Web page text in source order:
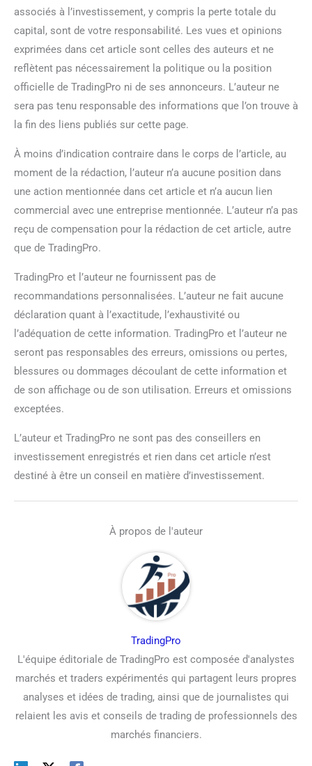
associés à l’investissement, y compris la perte totale du
capital, sont de votre responsabilité. Les vues et opinions
exprimées dans cet article sont celles des auteurs et ne
reflètent pas nécessairement la politique ou la position
officielle de TradingPro ni de ses annonceurs. L’auteur ne
sera pas tenu responsable des informations que l’on trouve à
la fin des liens publiés sur cette page.
À moins d’indication contraire dans le corps de l’article, au
moment de la rédaction, l’auteur n’a aucune position dans
une action mentionnée dans cet article et n’a aucun lien
commercial avec une entreprise mentionnée. L’auteur n’a pas
reçu de compensation pour la rédaction de cet article, autre
que de TradingPro.
TradingPro et l’auteur ne fournissent pas de
recommandations personnalisées. L’auteur ne fait aucune
déclaration quant à l’exactitude, l’exhaustivité ou
l’adéquation de cette information. TradingPro et l’auteur ne
seront pas responsables des erreurs, omissions ou pertes,
blessures ou dommages découlant de cette information et
de son affichage ou de son utilisation. Erreurs et omissions
exceptées.
L’auteur et TradingPro ne sont pas des conseillers en
investissement enregistrés et rien dans cet article n’est
destiné à être un conseil en matière d’investissement.
À propos de l'auteur
TradingPro
L'équipe éditoriale de TradingPro est composée d'analystes
marchés et traders expérimentés qui partagent leurs propres
analyses et idées de trading, ainsi que de journalistes qui
relaient les avis et conseils de trading de professionnels des
marchés financiers.